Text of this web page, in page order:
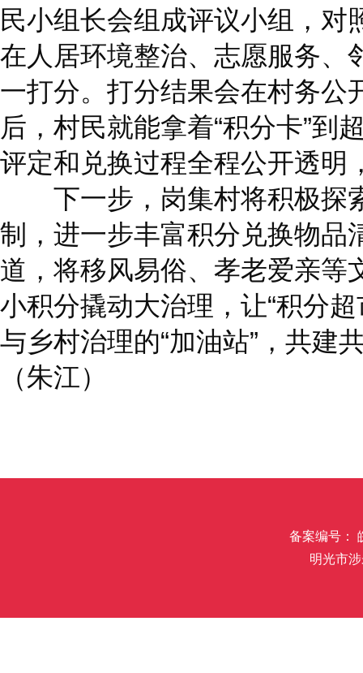
民小组长会组成评议小组，对
在人居环境整治、志愿服务、
一打分。打分结果会在村务公
后，村民就能拿着“积分卡”到
评定和兑换过程全程公开透明
下一步，岗集村将积极探
制，进一步丰富积分兑换物品
道，将移风易俗、孝老爱亲等
小积分撬动大治理，让“积分
与乡村治理的“加油站”，共建
（朱江）
备案编号：
明光市